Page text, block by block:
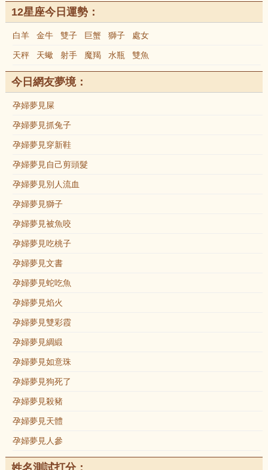
12星座今日運勢：
白羊 金牛 雙子 巨蟹 獅子 處女
天秤 天蠍 射手 魔羯 水瓶 雙魚
今日網友夢境：
孕婦夢見屎
孕婦夢見抓兔子
孕婦夢見穿新鞋
孕婦夢見自己剪頭髮
孕婦夢見別人流血
孕婦夢見獅子
孕婦夢見被魚咬
孕婦夢見吃桃子
孕婦夢見文書
孕婦夢見蛇吃魚
孕婦夢見焰火
孕婦夢見雙彩霞
孕婦夢見綢緞
孕婦夢見如意珠
孕婦夢見狗死了
孕婦夢見殺豬
孕婦夢見天體
孕婦夢見人參
姓名測試打分：